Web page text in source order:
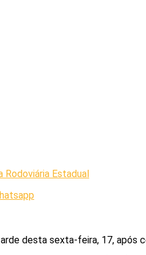
Estadual
desta sexta-feira, 17, após